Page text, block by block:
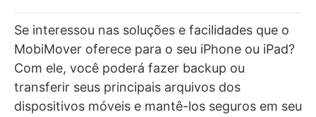
Se interessou nas soluções e facilidades que o
MobiMover oferece para o seu iPhone ou iPad?
Com ele, você poderá fazer backup ou
transferir seus principais arquivos dos
dispositivos móveis e mantê-los seguros em seu